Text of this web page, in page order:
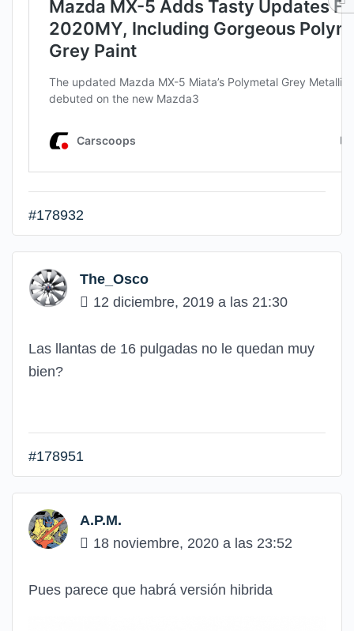
#178932
The_Osco
12 diciembre, 2019 a las 21:30
Las llantas de 16 pulgadas no le quedan muy
bien?
#178951
A.P.M.
18 noviembre, 2020 a las 23:52
Pues parece que habrá versión hibrida